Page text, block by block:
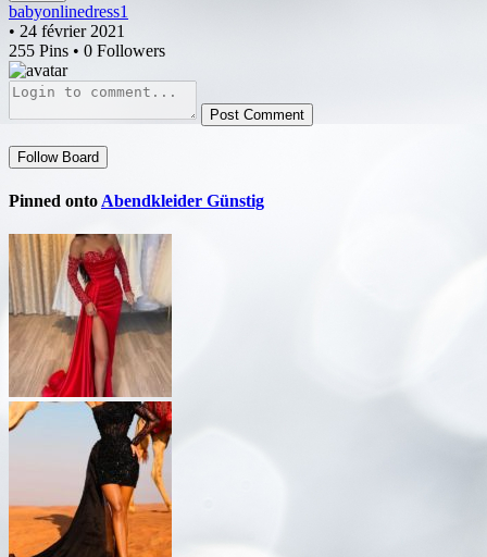
babyonlinedress1
• 24 février 2021
255 Pins • 0 Followers
Post Comment
Follow Board
Pinned onto Abendkleider Günstig